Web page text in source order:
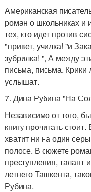
Американская
роман о школьниках и
тех, кто идет против
"привет, училка! "и
зубрилка! ", А между
письма, письма.
услышат.
7. Дина Рубина "На
Независимо от того,
книгу прочитать
хватит ни на один
полосе. В сюжете
преступления, талант
летнего Ташкента,
Рубина.